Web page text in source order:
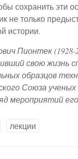
сохранить эти
не только
истории.
Пионтек
свою жизнь
образцов
Союза ученых
мероприятий
лекции